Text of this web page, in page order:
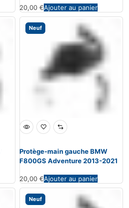
20,00 €Ajouter au panier
Neuf
Protège-main gauche BMW
F800GS Adventure 2013-2021
20,00 €Ajouter au panier
Neuf